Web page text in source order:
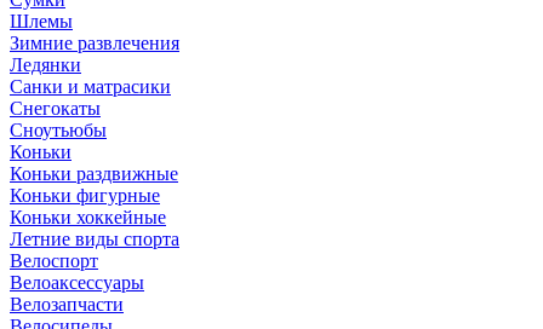
Шлемы
Зимние развлечения
Ледянки
Санки и матрасики
Снегокаты
Сноутьюбы
Коньки
Коньки раздвижные
Коньки фигурные
Коньки хоккейные
Летние виды спорта
Велоспорт
Велоаксессуары
Велозапчасти